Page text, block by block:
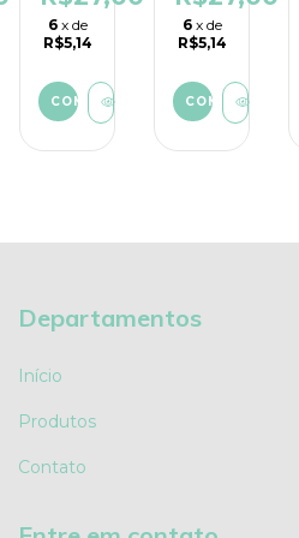
6 x de
R$5,14
pelucia.
6 x de
R$5,14
Departamentos
Início
Produtos
Contato